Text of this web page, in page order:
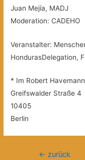
Juan Mejía, MADJ
Moderation: CADEHO
Veranstalter:
HondurasDelegation,
* Im Robert
Greifswalder Straße 4
10405
Berlin
← zurück